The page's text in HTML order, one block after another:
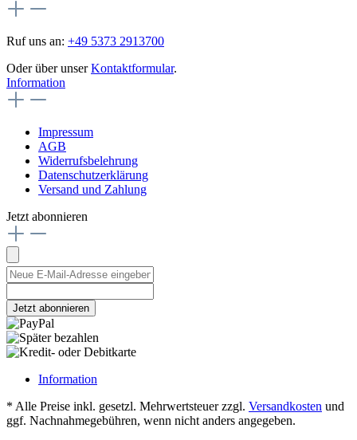
Ruf uns an: +49 5373 2913700
Oder über unserKontaktformular.
Information
Impressum
AGB
Widerrufsbelehrung
Datenschutzerklärung
Versand und Zahlung
Jetzt abonnieren
Jetzt abonnieren
Information
* Alle Preise inkl. gesetzl. Mehrwertsteuer zzgl. Versandkosten und
ggf. Nachnahmegebühren, wenn nicht anders angegeben.